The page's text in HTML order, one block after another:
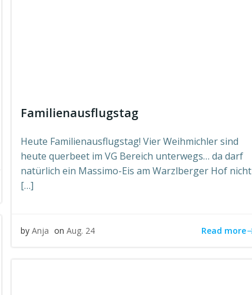
Familienausflugstag
Heute Familienausflugstag! Vier Weihmichler sind
heute querbeet im VG Bereich unterwegs… da darf
natürlich ein Massimo-Eis am Warzlberger Hof nicht
[…]
by Anja on Aug. 24 Read more